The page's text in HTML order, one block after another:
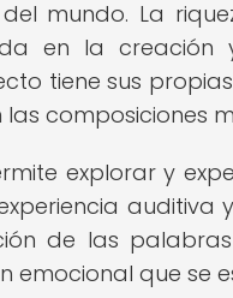
mundo. La
en la
tiene sus
composiciones
explorar y
auditiva
de las
emocional que se